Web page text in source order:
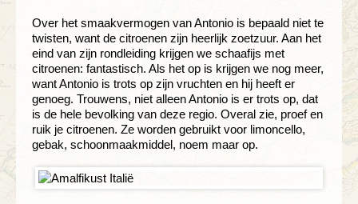
Over het smaakvermogen van Antonio is bepaald niet te
twisten, want de citroenen zijn heerlijk zoetzuur. Aan het
eind van zijn rondleiding krijgen we schaafijs met
citroenen: fantastisch. Als het op is krijgen we nog meer,
want Antonio is trots op zijn vruchten en hij heeft er
genoeg. Trouwens, niet alleen Antonio is er trots op, dat
is de hele bevolking van deze regio. Overal zie, proef en
ruik je citroenen. Ze worden gebruikt voor limoncello,
gebak, schoonmaakmiddel, noem maar op.